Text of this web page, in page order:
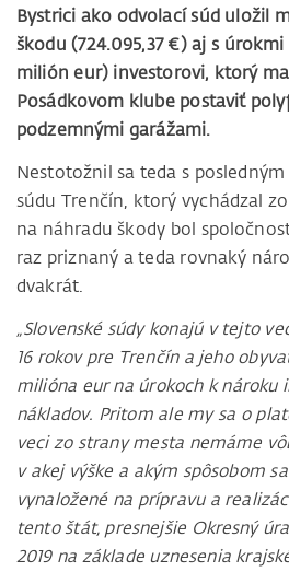
Bystrici ako odvolací súd uložil
škodu (724.095,37 €) aj s
milión eur) investorovi, ktorý
Posádkovom klube postaviť
podzemnými garážami.
Nestotožnil sa teda s
súdu Trenčín, ktorý vychádzal
na náhradu škody bol
raz priznaný a teda rovnaký
dvakrát.
„Slovenské súdy konajú v tejto
16 rokov pre Trenčín a jeho
milióna eur na úrokoch k nároku
nákladov. Pritom ale my sa o
veci zo strany mesta nemáme
v akej výške a akým spôsobom
vynaložené na prípravu a
tento štát, presnejšie Okresný
2019 na základe uznesenia